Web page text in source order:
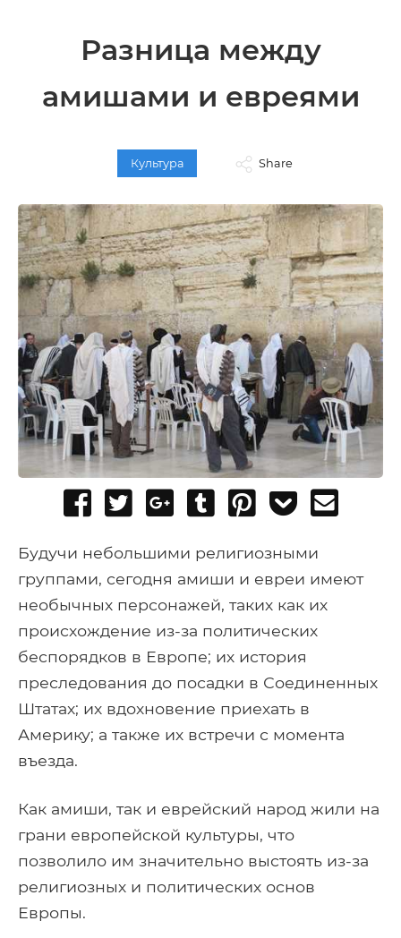
Разница между
амишами и евреями
Культура Share
Share
Facebook
Tweet
Share
Google+
Post
Tumblr
Pin
Add
Pocket
Будучи небольшими религиозными
группами, сегодня амиши и евреи имеют
необычных персонажей, таких как их
происхождение из-за политических
беспорядков в Европе; их история
преследования до посадки в Соединенных
Штатах; их вдохновение приехать в
Америку; а также их встречи с момента
въезда.
Как амиши, так и еврейский народ жили на
грани европейской культуры, что
позволило им значительно выстоять из-за
религиозных и политических основ
Европы.